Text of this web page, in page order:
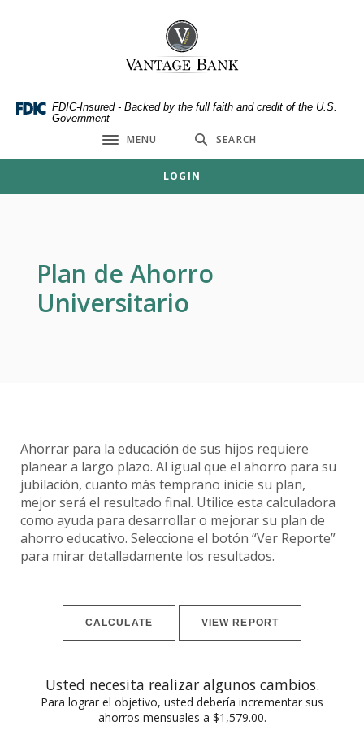
Skip
higher
Vantage Bank
FDIC-Insured - Backed by the full faith and credit of the U.S.
Government
Toggle navigation
MENU SEARCH
LOGIN
Plan de Ahorro
Universitario
Ahorrar para la educación de sus hijos requiere
planear a largo plazo. Al igual que el ahorro para su
jubilación, cuanto más temprano inicie su plan,
mejor será el resultado final. Utilice esta calculadora
como ayuda para desarrollar o mejorar su plan de
ahorro educativo. Seleccione el botón “Ver Reporte”
para mirar detalladamente los resultados.
Usted necesita realizar algunos cambios.
Para lograr el objetivo, usted debería incrementar sus
ahorros mensuales a $1,579.00.